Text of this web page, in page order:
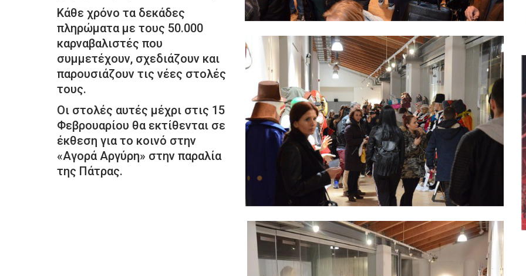
Κάθε χρόνο τα δεκάδες
πληρώματα με τους 50.000
καρναβαλιστές που
συμμετέχουν, σχεδιάζουν και
παρουσιάζουν τις νέες στολές
τους.
Οι στολές αυτές μέχρι στις 15
Φεβρουαρίου θα εκτίθενται σε
έκθεση για το κοινό στην
«Αγορά Αργύρη» στην παραλία
της Πάτρας.